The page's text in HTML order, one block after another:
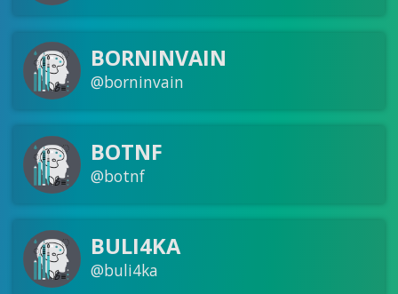
BORNINVAIN
@borninvain
BOTNF
@botnf
BULI4KA
@buli4ka